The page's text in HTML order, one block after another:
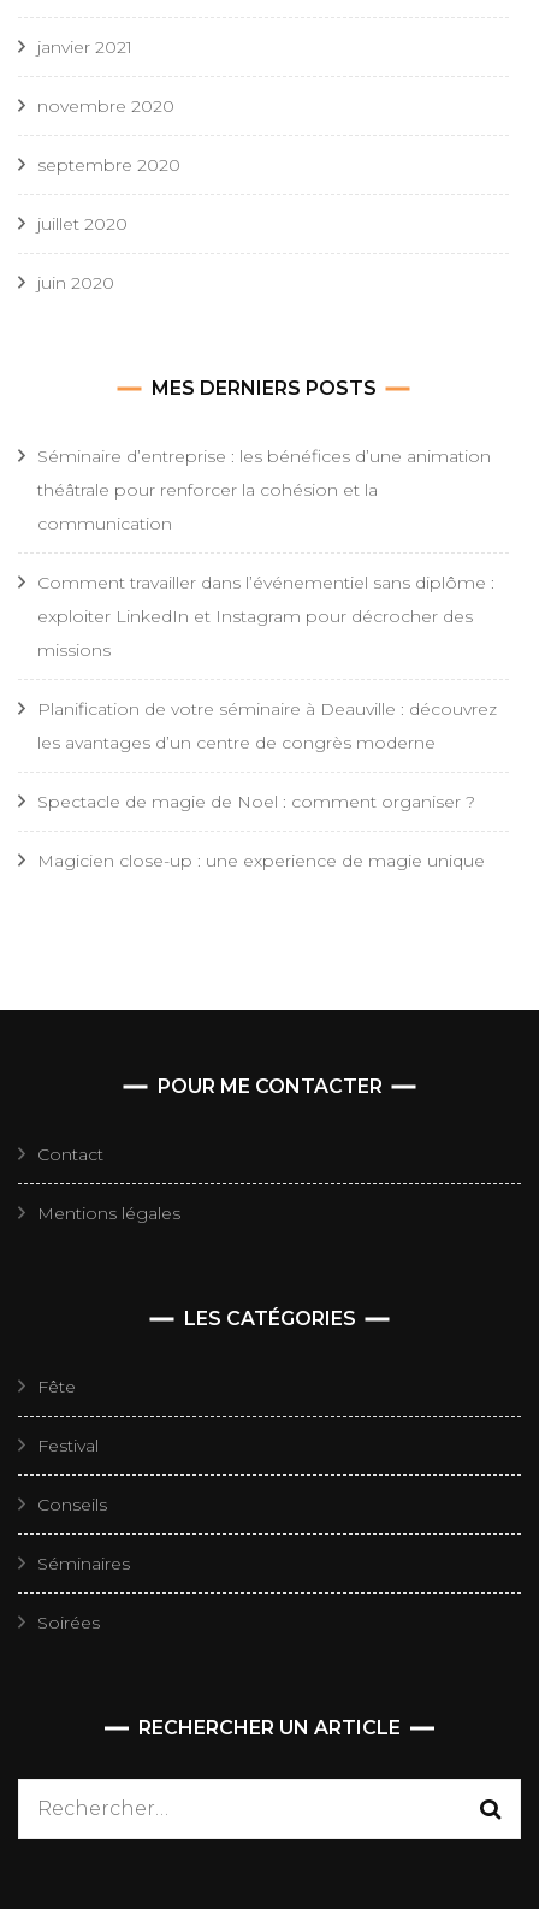
janvier 2021
novembre 2020
septembre 2020
juillet 2020
juin 2020
MES DERNIERS POSTS
Séminaire d’entreprise : les bénéfices d’une animation
théâtrale pour renforcer la cohésion et la
communication
Comment travailler dans l’événementiel sans diplôme :
exploiter LinkedIn et Instagram pour décrocher des
missions
Planification de votre séminaire à Deauville : découvrez
les avantages d’un centre de congrès moderne
Spectacle de magie de Noel : comment organiser ?
Magicien close-up : une experience de magie unique
POUR ME CONTACTER
Contact
Mentions légales
LES CATÉGORIES
Fête
Festival
Conseils
Séminaires
Soirées
RECHERCHER UN ARTICLE
Rechercher :